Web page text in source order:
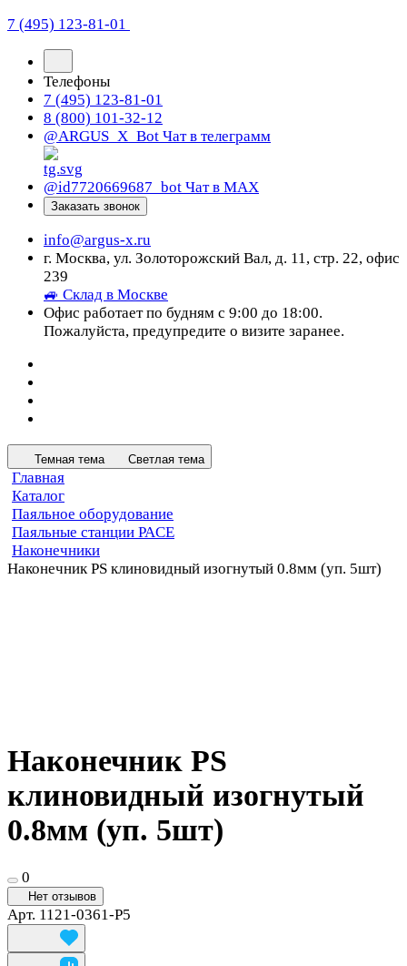
7 (495) 123-81-01
Телефоны
7 (495) 123-81-01
8 (800) 101-32-12
@ARGUS_X_Bot Чат в телеграмм
@id7720669687_bot Чат в МАХ
Заказать звонок
info@argus-x.ru
г. Москва, ул. Золоторожский Вал, д. 11, стр. 22, офис
239
🚙 Склад в Москве
Офис работает по будням с 9:00 до 18:00.
Пожалуйста, предупредите о визите заранее.
Темная тема Светлая тема
Главная
Каталог
Паяльное оборудование
Паяльные станции PACE
Наконечники
Наконечник PS клиновидный изогнутый 0.8мм (уп. 5шт)
Наконечник PS
клиновидный изогнутый
0.8мм (уп. 5шт)
0
Нет отзывов
Арт. 1121-0361-P5